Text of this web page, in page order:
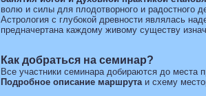
волю и силы для плодотворного и радостного
Астрология с глубокой древности являлась
предначертана каждому живому существу
Как добраться на семинар?
Все участники семинара добираются до
Подробное описание маршрута и схему